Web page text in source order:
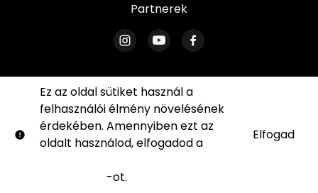
Ez az oldal sütiket használ a
felhasználói élmény növelésének
érdekében. Amennyiben ezt az
oldalt használod, elfogadod a
-ot.
Elfogad
Partnerek
© Verzió. Minden jog fenntartva. Az oldal egyetlen
része sem reprodukálható írásos engedélyünk
nélkül.
Powered by